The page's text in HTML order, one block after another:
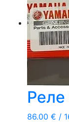
86.00 € /